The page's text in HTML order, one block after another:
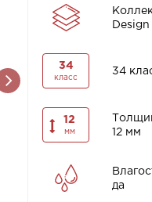
34
класс
34
12
мм
12 мм
да